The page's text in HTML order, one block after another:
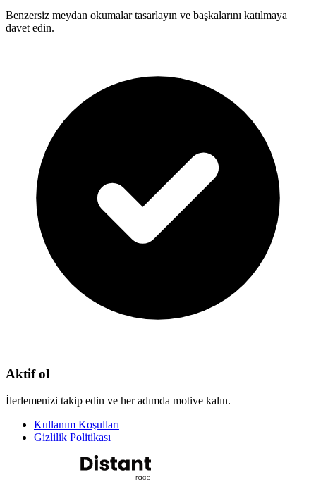
Benzersiz meydan okumalar tasarlayın ve başkalarını katılmaya
davet edin.
Aktif ol
İlerlemenizi takip edin ve her adımda motive kalın.
Kullanım Koşulları
Gizlilik Politikası